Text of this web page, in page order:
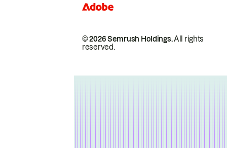
© 2026 Semrush Holdings.All rights
reserved.